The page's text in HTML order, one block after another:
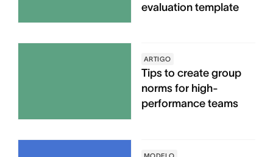
evaluation template
ARTIGO
Tips to create group
norms for high-
performance teams